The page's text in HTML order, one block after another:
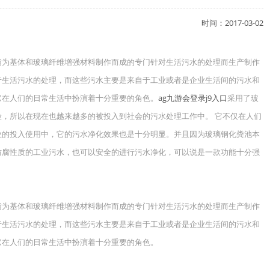
住了吗？
吗？
时间：2017-03-02
基体和玻璃纤维增强材料制作而成的专门针对生活污水的处理而生产制作
活污水的处理，而这些污水主要是来自于工业或者是企业生活间的污水和
人们的日常生活中扮演着十分重要的角色。 ag九游会登录j9入口采用了玻
所以在现在也越来越多的被投入到社会的污水处理工作中。 它不仅在人们
投入使用中，它的污水净化效果也是十分明显。并且因为玻璃钢化粪池本
性质的工业污水，也可以安全的进行污水净化，可以说是一款功能十分强
基体和玻璃纤维增强材料制作而成的专门针对生活污水的处理而生产制作
活污水的处理，而这些污水主要是来自于工业或者是企业生活间的污水和
人们的日常生活中扮演着十分重要的角色。